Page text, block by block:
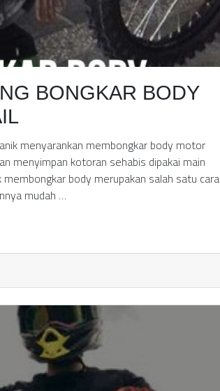
BONGKAR BODY
menyarankan membongkar body motor
menyimpan kotoran sehabis dipakai main
body merupakan salah satu cara
mudah …